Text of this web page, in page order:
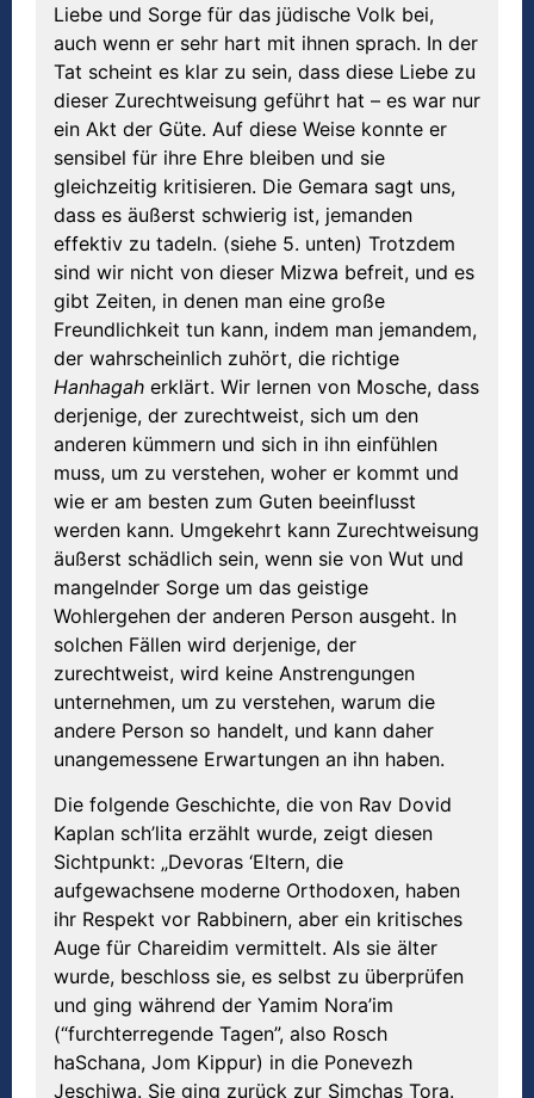
Liebe und Sorge für das jüdische Volk bei,
auch wenn er sehr hart mit ihnen sprach. In der
Tat scheint es klar zu sein, dass diese Liebe zu
dieser Zurechtweisung geführt hat – es war nur
ein Akt der Güte. Auf diese Weise konnte er
sensibel für ihre Ehre bleiben und sie
gleichzeitig kritisieren. Die Gemara sagt uns,
dass es äußerst schwierig ist, jemanden
effektiv zu tadeln. (siehe 5. unten) Trotzdem
sind wir nicht von dieser Mizwa befreit, und es
gibt Zeiten, in denen man eine große
Freundlichkeit tun kann, indem man jemandem,
der wahrscheinlich zuhört, die richtige
Hanhagah erklärt. Wir lernen von Mosche, dass
derjenige, der zurechtweist, sich um den
anderen kümmern und sich in ihn einfühlen
muss, um zu verstehen, woher er kommt und
wie er am besten zum Guten beeinflusst
werden kann. Umgekehrt kann Zurechtweisung
äußerst schädlich sein, wenn sie von Wut und
mangelnder Sorge um das geistige
Wohlergehen der anderen Person ausgeht. In
solchen Fällen wird derjenige, der
zurechtweist, wird keine Anstrengungen
unternehmen, um zu verstehen, warum die
andere Person so handelt, und kann daher
unangemessene Erwartungen an ihn haben.
Die folgende Geschichte, die von Rav Dovid
Kaplan sch’lita erzählt wurde, zeigt diesen
Sichtpunkt: „Devoras ‘Eltern, die
aufgewachsene moderne Orthodoxen, haben
ihr Respekt vor Rabbinern, aber ein kritisches
Auge für Chareidim vermittelt. Als sie älter
wurde, beschloss sie, es selbst zu überprüfen
und ging während der Yamim Nora’im
(“furchterregende Tagen”, also Rosch
haSchana, Jom Kippur) in die Ponevezh
Jeschiwa. Sie ging zurück zur Simchas Tora.